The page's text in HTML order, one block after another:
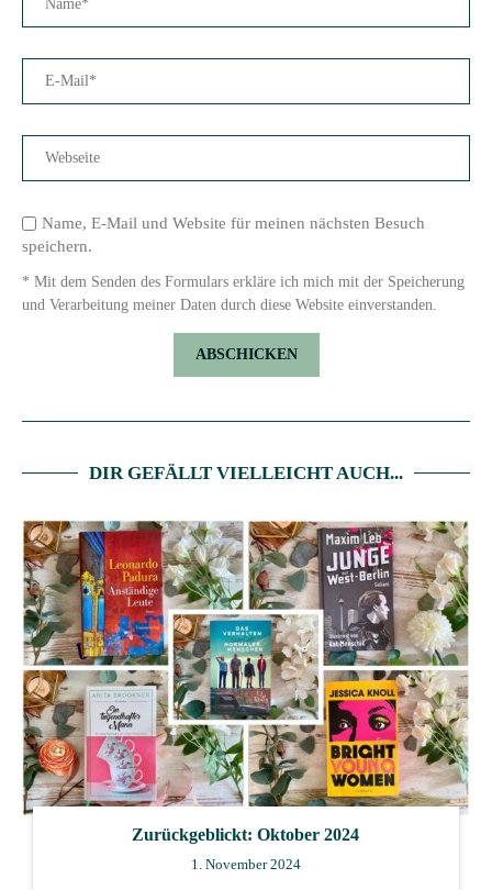
Name, E-Mail und Website für meinen nächsten Besuch
speichern.
* Mit dem Senden des Formulars erkläre ich mich mit der Speicherung
und Verarbeitung meiner Daten durch diese Website einverstanden.
DIR GEFÄLLT VIELLEICHT AUCH...
Zurückgeblickt: Oktober 2024
1. November 2024